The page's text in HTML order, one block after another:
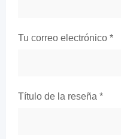
Tu correo electrónico *
Título de la reseña *